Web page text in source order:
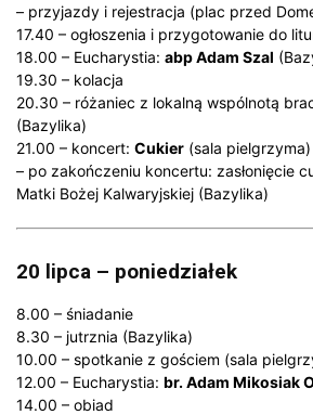
– przyjazdy i rejestracja (plac przed
17.40 – ogłoszenia i przygotowanie do
18.00 – Eucharystia: abp Adam Szal
19.30 – kolacja
20.30 – różaniec z lokalną wspólnotą
(Bazylika)
21.00 – koncert: Cukier (sala pielgrzyma)
– po zakończeniu koncertu: zasłonięcie
Matki Bożej Kalwaryjskiej (Bazylika)
20 lipca – poniedziałek
8.00 – śniadanie
8.30 – jutrznia (Bazylika)
10.00 – spotkanie z gościem (sala
12.00 – Eucharystia: br. Adam Mikosiak
14.00 – obiad